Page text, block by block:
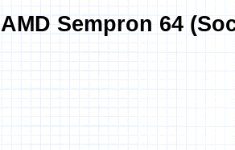
AMD Sempron 64